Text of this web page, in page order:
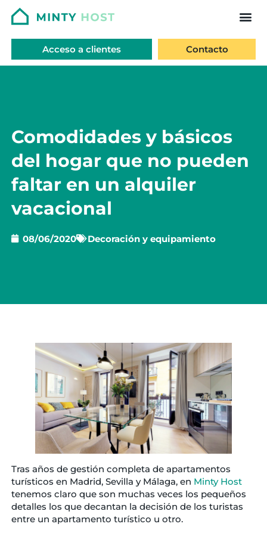
Acceso a clientes Contacto
Comodidades y básicos
del hogar que no pueden
faltar en un alquiler
vacacional
08/06/2020 Decoración y equipamiento
Tras años de gestión completa de apartamentos
turísticos en Madrid, Sevilla y Málaga, en Minty Host
tenemos claro que son muchas veces los pequeños
detalles los que decantan la decisión de los turistas
entre un apartamento turístico u otro.